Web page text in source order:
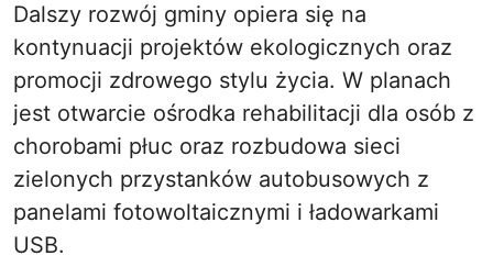
Dalszy rozwój gminy opiera się na
kontynuacji projektów ekologicznych oraz
promocji zdrowego stylu życia. W planach
jest otwarcie ośrodka rehabilitacji dla osób z
chorobami płuc oraz rozbudowa sieci
zielonych przystanków autobusowych z
panelami fotowoltaicznymi i ładowarkami
USB.